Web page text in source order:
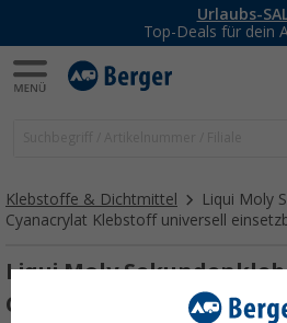
Urlaubs-
Top-Deals für dein
Klebstoffe & Dichtmittel
Liqui Moly
Cyanacrylat Klebstoff universell
Liqui Moly
Cyanacrylat Klebstoff